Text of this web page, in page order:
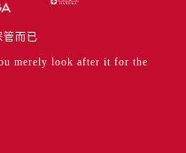
广东省东莞市东城街道鸿福东路1号民盈国贸中心T1写字楼9层907室售后服务中心（需提前预约）
管而已
merely look after it for the